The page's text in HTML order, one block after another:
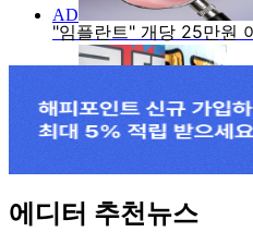
에디터 추천뉴스